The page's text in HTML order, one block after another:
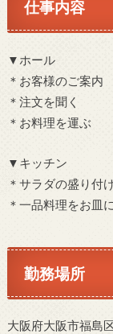
仕事内容
▼ホール
＊お客様のご案内
＊注文を聞く
＊お料理を運ぶ
▼キッチン
＊サラダの盛り付
＊一品料理をお皿
勤務場所
大阪府大阪市福島